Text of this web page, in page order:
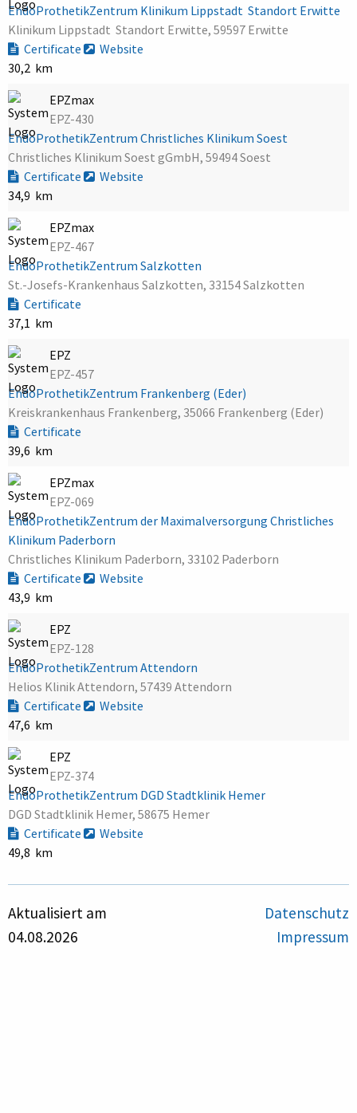
EndoProthetikZentrum Klinikum Lippstadt  Standort Erwitte
Klinikum Lippstadt  Standort Erwitte, 59597 Erwitte
Certificate
Website
30,2 km
EPZmax
EPZ-430
EndoProthetikZentrum Christliches Klinikum Soest
Christliches Klinikum Soest gGmbH, 59494 Soest
Certificate
Website
34,9 km
EPZmax
EPZ-467
EndoProthetikZentrum Salzkotten
St.-Josefs-Krankenhaus Salzkotten, 33154 Salzkotten
Certificate
37,1 km
EPZ
EPZ-457
EndoProthetikZentrum Frankenberg (Eder)
Kreiskrankenhaus Frankenberg, 35066 Frankenberg (Eder)
Certificate
39,6 km
EPZmax
EPZ-069
EndoProthetikZentrum der Maximalversorgung Christliches
Klinikum Paderborn
Christliches Klinikum Paderborn, 33102 Paderborn
Certificate
Website
43,9 km
EPZ
EPZ-128
EndoProthetikZentrum Attendorn
Helios Klinik Attendorn, 57439 Attendorn
Certificate
Website
47,6 km
EPZ
EPZ-374
EndoProthetikZentrum DGD Stadtklinik Hemer
DGD Stadtklinik Hemer, 58675 Hemer
Certificate
Website
49,8 km
Aktualisiert am
04.08.2026
Datenschutz
Impressum